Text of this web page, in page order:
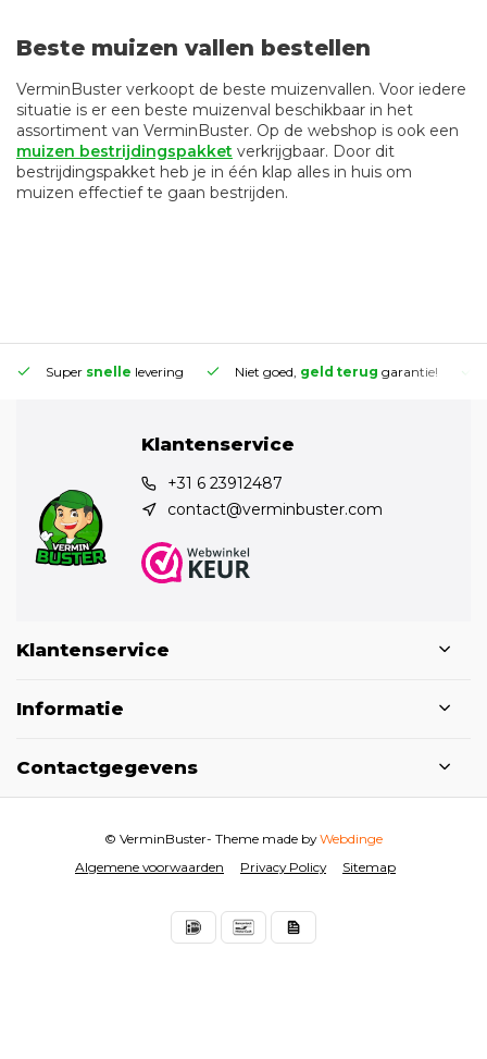
Beste muizen vallen bestellen
VerminBuster verkoopt de beste muizenvallen. Voor iedere
situatie is er een beste muizenval beschikbaar in het
assortiment van VerminBuster. Op de webshop is ook een
muizen bestrijdingspakket verkrijgbaar. Door dit
bestrijdingspakket heb je in één klap alles in huis om
muizen effectief te gaan bestrijden.
Super snelle levering Niet goed, geld terug garantie!
Klantenservice
+31 6 23912487
contact@verminbuster.com
Klantenservice
Informatie
Contactgegevens
Algemene voorwaarden Privacy Policy Sitemap
© VerminBuster- Theme made byWebdinge